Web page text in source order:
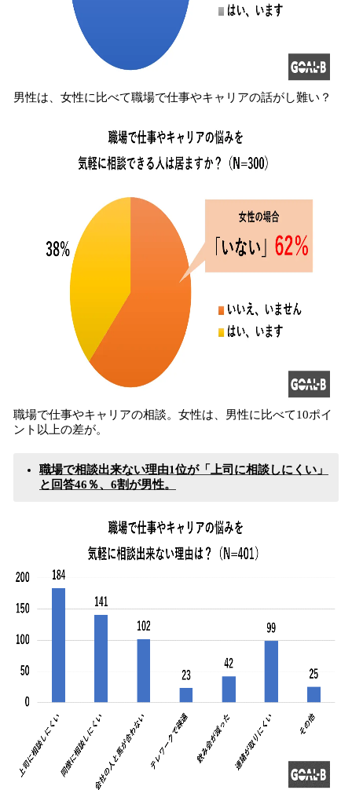
男性は、女性に比べて職場で仕事やキャリアの話がし難い？
職場で仕事やキャリアの相談。女性は、男性に比べて10ポイ
ント以上の差が。
職場で相談出来ない理由1位が「上司に相談しにくい」
と回答46％、6割が男性。